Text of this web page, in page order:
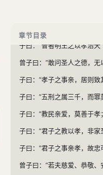
章节目录